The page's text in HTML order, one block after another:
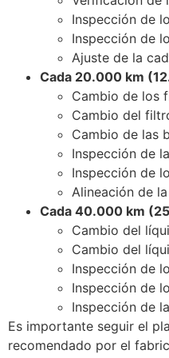
Inspección de
Inspección de
Ajuste de la
Cada 20.000 km
Cambio de los
Cambio del
Cambio de las
Inspección de
Inspección de
Alineación de
Cada 40.000 km
Cambio del
Cambio del
Inspección de
Inspección de
Inspección de
Es importante seguir el
recomendado por el